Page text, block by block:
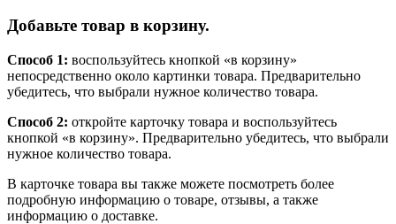
Добавьте товар в корзину.
Способ 1: воспользуйтесь кнопкой «в корзину»
непосредственно около картинки товара. Предварительно
убедитесь, что выбрали нужное количество товара.
Способ 2: откройте карточку товара и воспользуйтесь
кнопкой «в корзину». Предварительно убедитесь, что выбрали
нужное количество товара.
В карточке товара вы также можете посмотреть более
подробную информацию о товаре, отзывы, а также
информацию о доставке.